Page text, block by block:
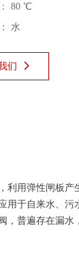
80 ℃
水
用弹性闸板
于自来水、
普遍存在漏
们 넲